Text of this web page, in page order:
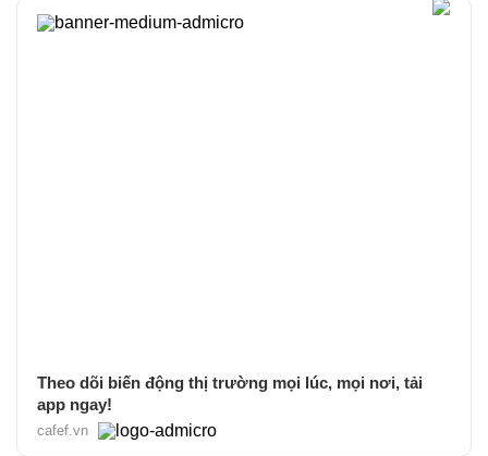
Theo dõi biến động thị trường mọi lúc, mọi nơi, tải
app ngay!
cafef.vn